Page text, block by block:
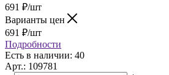
691 ₽/шт
Варианты цен
691 ₽/шт
Подробности
Есть в наличии: 40
Арт.: 109781